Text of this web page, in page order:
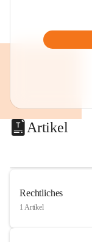
Artikel
Rechtliches
1 Artikel